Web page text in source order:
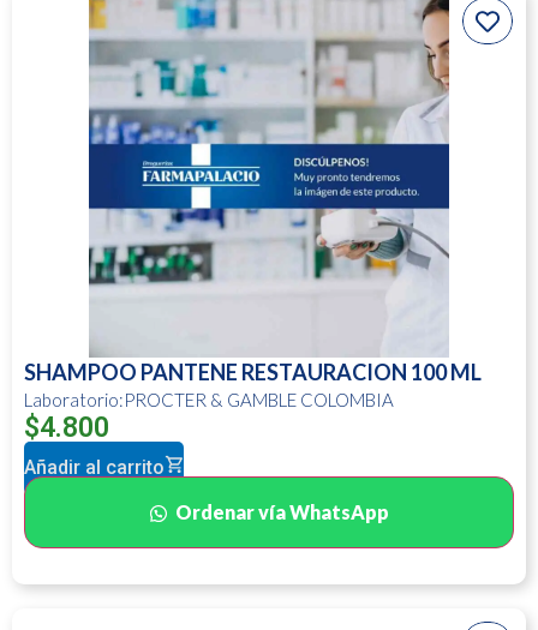
SHAMPOO PANTENE RESTAURACION 100 ML
Laboratorio:PROCTER & GAMBLE COLOMBIA
$4.800
Añadir al carrito
Ordenar vía WhatsApp